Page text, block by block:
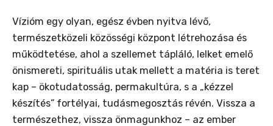
Vízióm egy olyan, egész évben nyitva lévő,
természetközeli közösségi központ létrehozása és
működtetése, ahol a szellemet tápláló, lelket emelő
önismereti, spirituális utak mellett a matéria is teret
kap – ökotudatosság, permakultúra, s a „kézzel
készítés” fortélyai, tudásmegosztás révén. Vissza a
természethez, vissza önmagunkhoz – az ember